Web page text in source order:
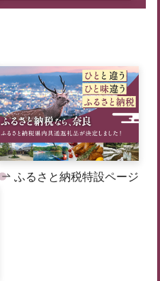
ふるさと納税特設ページ